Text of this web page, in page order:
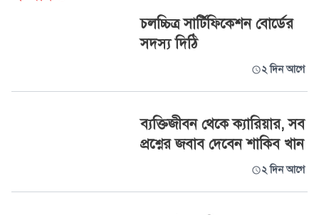
চলচ্চিত্র সার্টিফিকেশন বোর্ডের
সদস্য দিঠি
২ দিন আগে
ব্যক্তিজীবন থেকে ক্যারিয়ার, সব
প্রশ্নের জবাব দেবেন শাকিব খান
২ দিন আগে